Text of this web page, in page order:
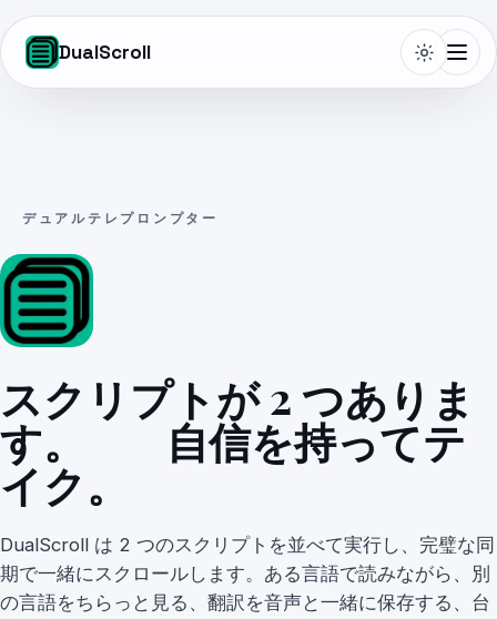
DualScroll
Autoprompt
DualScroll
Narrate
Lightboard Pro
Earwig
デュアルテレプロンプター
スクリプトが 2 つありま
す。 1つ 自信を持ってテ
イク。
DualScroll は 2 つのスクリプトを並べて実行し、完璧な同
期で一緒にスクロールします。ある言語で読みながら、別
の言語をちらっと見る、翻訳を音声と一緒に保存する、台